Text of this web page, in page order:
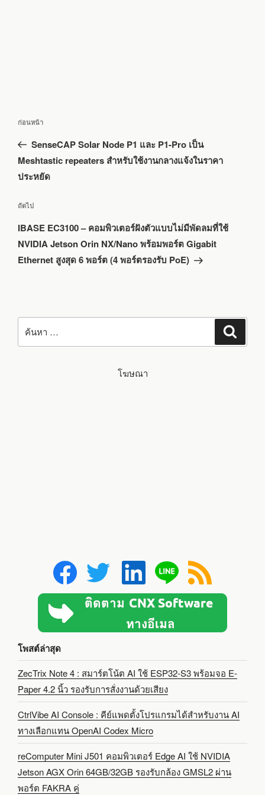
เรื่อง
เรื่อง
ก่อนหน้า
SenseCAP Solar Node P1 และ P1-Pro เป็น
Meshtastic repeaters สำหรับใช้งานกลางแจ้งในราคา
ประหยัด
เรื่อง
ถัด
ไป
ถัดไป
IBASE EC3100 – คอมพิวเตอร์ฝังตัวแบบไม่มีพัดลมที่ใช้
NVIDIA Jetson Orin NX/Nano พร้อมพอร์ต Gigabit
Ethernet สูงสุด 6 พอร์ต (4 พอร์ตรองรับ PoE)
ค้นหา:
โฆษณา
โพสต์ล่าสุด
ZecTrix Note 4 : สมาร์ตโน้ต AI ใช้ ESP32-S3 พร้อมจอ E-
Paper 4.2 นิ้ว รองรับการสั่งงานด้วยเสียง
CtrlVibe AI Console : คีย์แพดตั้งโปรแกรมได้สำหรับงาน AI
ทางเลือกแทน OpenAI Codex Micro
reComputer Mini J501 คอมพิวเตอร์ Edge AI ใช้ NVIDIA
Jetson AGX Orin 64GB/32GB รองรับกล้อง GMSL2 ผ่าน
พอร์ต FAKRA คู่